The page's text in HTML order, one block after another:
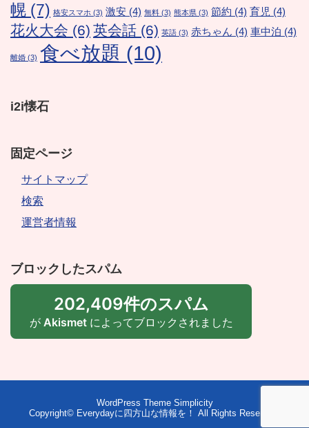
幌 (7) 格安スマホ (3) 激安 (4) 無料 (3) 熊本県 (3) 節約 (4) 育児 (4)
花火大会 (6) 英会話 (6) 英語 (3) 赤ちゃん (4) 車中泊 (4)
離婚 (3) 食べ放題 (10)
i2i懐石
固定ページ
サイトマップ
検索
運営者情報
ブロックしたスパム
202,409件のスパム
が Akismetによってブロックされました
WordPress Theme Simplicity
Copyright© Everydayに四方山な情報を！ All Rights Reserved.